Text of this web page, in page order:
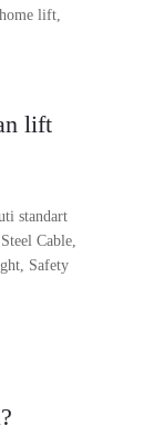
lift,
lift
standart
Cable,
Safety